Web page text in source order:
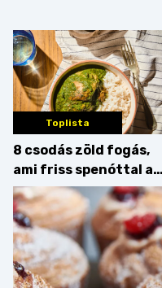
Toplista
8 csodás zöld fogás,
ami friss spenóttal az
igazi